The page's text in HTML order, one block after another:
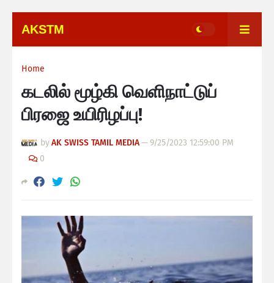
AKSTM
Home
கடலில் மூழ்கி வெளிநாட்டுப்
பிரஜை உயிரிழப்பு!
byAK SWISS TAMIL MEDIA—9/25/2023 12:59:00 PM
0